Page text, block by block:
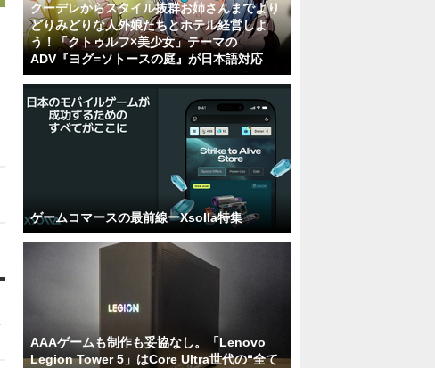
クーデレからスタイル抜群お姉さんまでより
どりみどりな人外娘たちとホテル経営しよ
う！「クトゥルフ×美少女」テーマの
ADV『ヨグ=ソトースの庭』が日本語対応
ゲームコマースの最前線ーXsolla特集
AAAゲームも制作も妥協なし。「Lenovo
Legion Tower 5」はCore Ultra世代の“全て